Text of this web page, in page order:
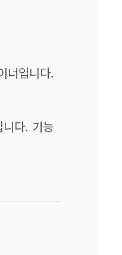
너입니다.
다. 기능